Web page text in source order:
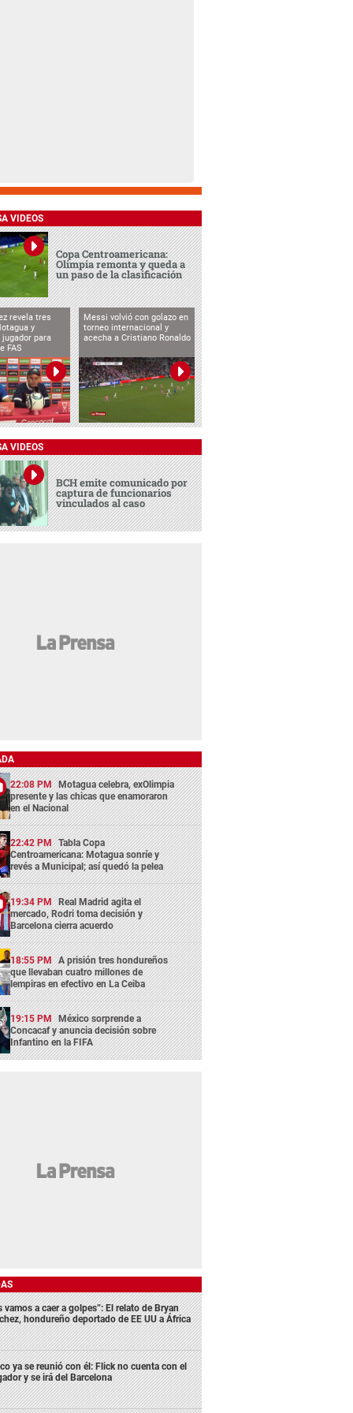
VIDEOS
Copa Centroamericana:
Olimpia remonta y queda a
un paso de la clasificación
revela tres
y
para
FAS
Messi volvió con golazo en
torneo internacional y
acecha a Cristiano Ronaldo
VIDEOS
BCH emite comunicado por
captura de funcionarios
vinculados al caso
22:08 PM Motagua celebra, exOlimpia
presente y las chicas que enamoraron
en el Nacional
22:42 PM Tabla Copa
Centroamericana: Motagua sonríe y
revés a Municipal; así quedó la pelea
19:34 PM Real Madrid agita el
mercado, Rodri toma decisión y
Barcelona cierra acuerdo
18:55 PM A prisión tres hondureños
que llevaban cuatro millones de
lempiras en efectivo en La Ceiba
19:15 PM México sorprende a
Concacaf y anuncia decisión sobre
Infantino en la FIFA
vamos a caer a golpes”: El relato de Bryan
hondureño deportado de EE UU a África
ya se reunió con él: Flick no cuenta con el
y se irá del Barcelona